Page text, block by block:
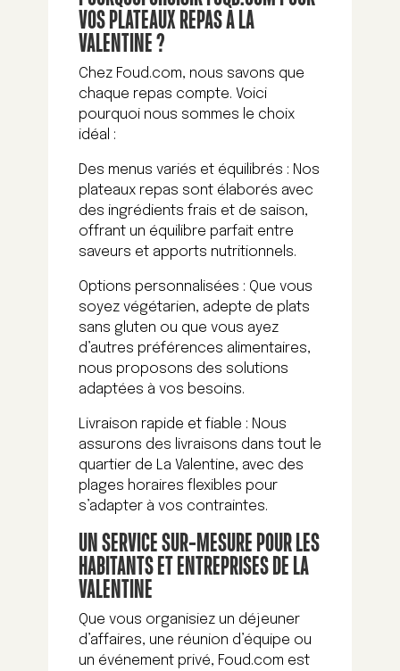
VOS PLATEAUX REPAS À LA
VALENTINE ?
Chez Foud.com, nous savons que
chaque repas compte. Voici
pourquoi nous sommes le choix
idéal :
Des menus variés et équilibrés : Nos
plateaux repas sont élaborés avec
des ingrédients frais et de saison,
offrant un équilibre parfait entre
saveurs et apports nutritionnels.
Options personnalisées : Que vous
soyez végétarien, adepte de plats
sans gluten ou que vous ayez
d’autres préférences alimentaires,
nous proposons des solutions
adaptées à vos besoins.
Livraison rapide et fiable : Nous
assurons des livraisons dans tout le
quartier de La Valentine, avec des
plages horaires flexibles pour
s’adapter à vos contraintes.
UN SERVICE SUR-MESURE POUR LES
HABITANTS ET ENTREPRISES DE LA
VALENTINE
Que vous organisiez un déjeuner
d’affaires, une réunion d’équipe ou
un événement privé, Foud.com est